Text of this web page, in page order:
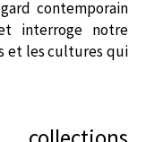
contemporain
interroge notre
et les cultures qui